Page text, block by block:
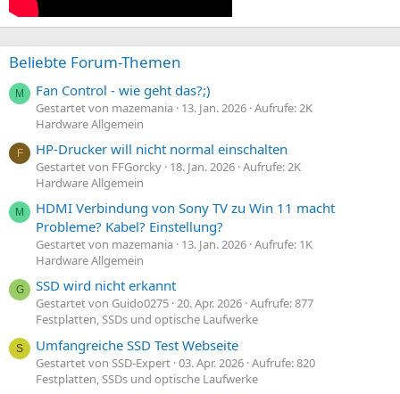
Beliebte Forum-Themen
M Fan Control - wie geht das?;)
Gestartet von mazemania 13. Jan. 2026 Aufrufe: 2K
Hardware Allgemein
F HP-Drucker will nicht normal einschalten
Gestartet von FFGorcky 18. Jan. 2026 Aufrufe: 2K
Hardware Allgemein
M
HDMI Verbindung von Sony TV zu Win 11 macht
Probleme? Kabel? Einstellung?
Gestartet von mazemania 13. Jan. 2026 Aufrufe: 1K
Hardware Allgemein
G SSD wird nicht erkannt
Gestartet von Guido0275 20. Apr. 2026 Aufrufe: 877
Festplatten, SSDs und optische Laufwerke
S Umfangreiche SSD Test Webseite
Gestartet von SSD-Expert 03. Apr. 2026 Aufrufe: 820
Festplatten, SSDs und optische Laufwerke